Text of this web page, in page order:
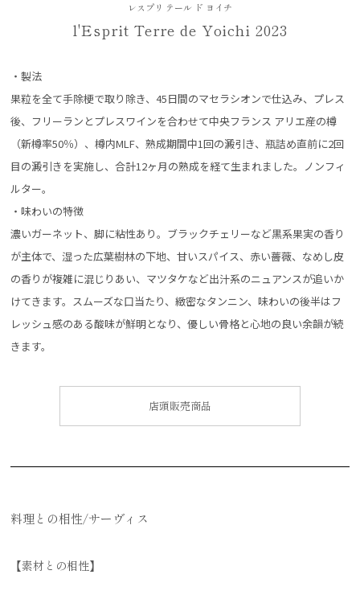
レスプリ テール ド ヨイチ
l'Esprit Terre de Yoichi 2023
・製法
果粒を全て手除梗で取り除き、45日間のマセラシオンで仕込み、プレス
後、フリーランとプレスワインを合わせて中央フランス アリエ産の樽
（新樽率50％）、樽内MLF、熟成期間中1回の澱引き、瓶詰め直前に2回
目の澱引きを実施し、合計12ヶ月の熟成を経て生まれました。ノンフィ
ルター。
・味わいの特徴
濃いガーネット、脚に粘性あり。ブラックチェリーなど黒系果実の香り
が主体で、湿った広葉樹林の下地、甘いスパイス、赤い薔薇、なめし皮
の香りが複雑に混じりあい、マツタケなど出汁系のニュアンスが追いか
けてきます。スムーズな口当たり、緻密なタンニン、味わいの後半はフ
レッシュ感のある酸味が鮮明となり、優しい骨格と心地の良い余韻が続
きます。
店頭販売商品
料理との相性/サーヴィス
【素材との相性】